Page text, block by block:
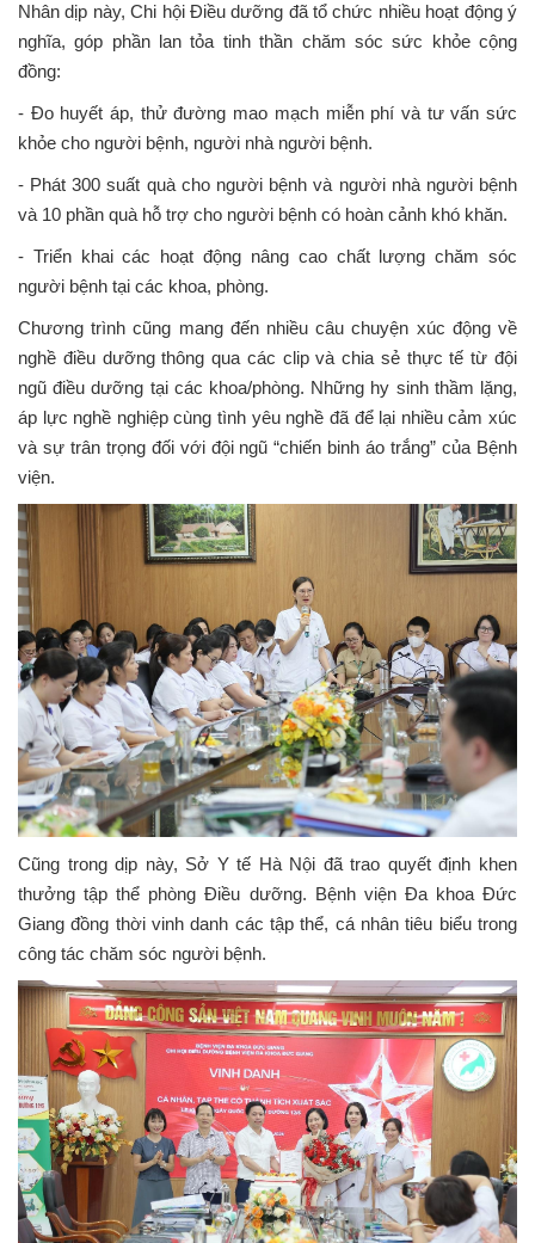
Nhân dịp này, Chi hội Điều dưỡng đã tổ chức nhiều hoạt động ý
nghĩa, góp phần lan tỏa tinh thần chăm sóc sức khỏe cộng
đồng:
- Đo huyết áp, thử đường mao mạch miễn phí và tư vấn sức
khỏe cho người bệnh, người nhà người bệnh.
- Phát 300 suất quà cho người bệnh và người nhà người bệnh
và 10 phần quà hỗ trợ cho người bệnh có hoàn cảnh khó khăn.
- Triển khai các hoạt động nâng cao chất lượng chăm sóc
người bệnh tại các khoa, phòng.
Chương trình cũng mang đến nhiều câu chuyện xúc động về
nghề điều dưỡng thông qua các clip và chia sẻ thực tế từ đội
ngũ điều dưỡng tại các khoa/phòng. Những hy sinh thầm lặng,
áp lực nghề nghiệp cùng tình yêu nghề đã để lại nhiều cảm xúc
và sự trân trọng đối với đội ngũ “chiến binh áo trắng” của Bệnh
viện.
Cũng trong dịp này, Sở Y tế Hà Nội đã trao quyết định khen
thưởng tập thể phòng Điều dưỡng. Bệnh viện Đa khoa Đức
Giang đồng thời vinh danh các tập thể, cá nhân tiêu biểu trong
công tác chăm sóc người bệnh.